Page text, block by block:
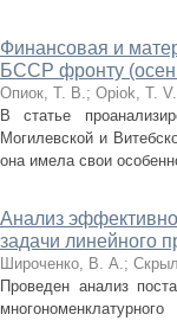
Финансовая и
БССР фронту
Опиок, Т. В.; Opiok, T. V.
В статье
Могилевской и
она имела свои
Анализ
задачи линейного
Широченко, В. А.;
Проведен анализ